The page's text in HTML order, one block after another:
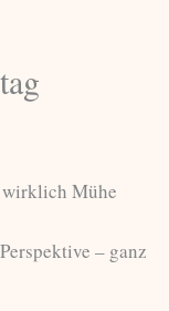
wirklich Mühe
– ganz